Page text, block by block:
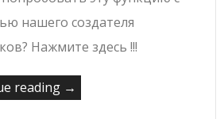
нашего создателя
Нажмите здесь !!!
reading →